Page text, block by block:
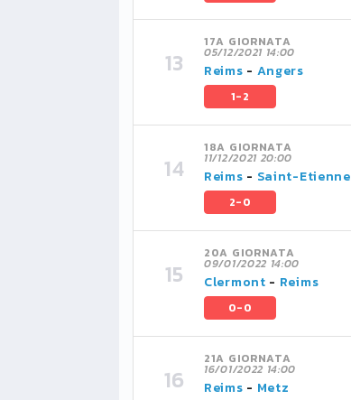
17A GIORNATA
05/12/2021 14:00
Reims - Angers
1-2
18A GIORNATA
11/12/2021 20:00
Reims - Saint-Etienne
2-0
20A GIORNATA
09/01/2022 14:00
Clermont - Reims
0-0
21A GIORNATA
16/01/2022 14:00
Reims - Metz